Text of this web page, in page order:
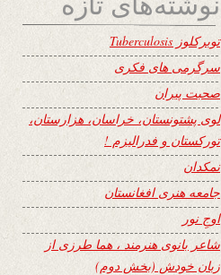
توبرکلوز Tuberculosis
سرگرمی های فکری
صحبت پیران
لوی پشتونستان، خراسان، هزارستان،
تورکستان و فدرالیزم !
نمکدان
جامعه هنری افغانستان
اوجِ نور
شاعر بانوی هنرمند ، هما طرزی از
زبان خودش (بخش دوم)